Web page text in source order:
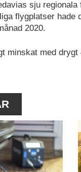
sju
flygplatser hade
2020.
minskat med